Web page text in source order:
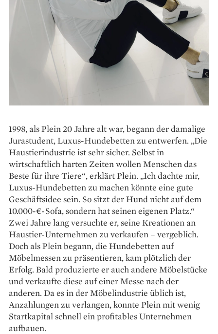
1998, als Plein 20 Jahre alt war, begann der damalige
Jurastudent, Luxus-Hundebetten zu entwerfen. „Die
Haustierindustrie ist sehr sicher. Selbst in
wirtschaftlich harten Zeiten wollen Menschen das
Beste für ihre Tiere“, erklärt Plein. „Ich dachte mir,
Luxus-Hundebetten zu machen könnte eine gute
Geschäftsidee sein. So sitzt der Hund nicht auf dem
10.000-€-Sofa, sondern hat seinen eigenen Platz.“
Zwei Jahre lang versuchte er, seine ­Krea­tionen an
Haustier-Unternehmen zu ver­kaufen – vergeblich.
Doch als Plein begann, die Hunde­betten auf
Möbelmessen zu präsentieren, kam plötzlich der
Erfolg. Bald produzierte er auch andere Möbelstücke
und verkaufte diese auf einer Messe nach der
anderen. Da es in der Möbelindustrie üblich ist,
Anzahlungen zu verlangen, konnte Plein mit wenig
Startkapital schnell ein profitables Unternehmen
aufbauen.